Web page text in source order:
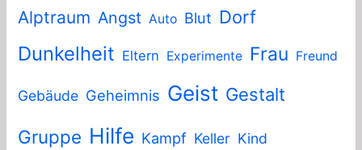
Alptraum Angst Auto Blut Dorf
Dunkelheit Eltern Experimente Frau Freund
Gebäude Geheimnis Geist Gestalt
Gruppe Hilfe Kampf Keller Kind